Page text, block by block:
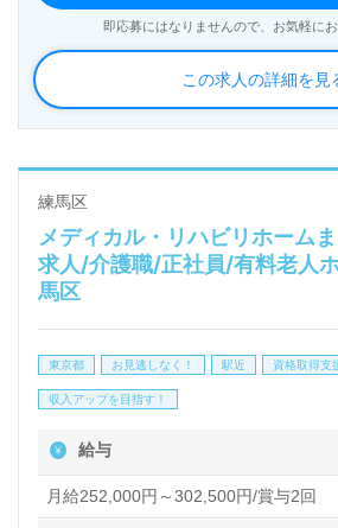
都、神奈川県を中心に有料老人ホ
ています。
◎『私達にできること』に挑む！
行、認知症ケア』３つのプロジェ
ュースされる事業所様！◎
看護助手や介護職経験のある方を
たりと寄り添える1.5:1の手厚い人
目指す事業所様です。職員様同士
援/メンター/永年勤続表彰制度、充
ト！『ご利用者様やご家族様の想
この求人の詳細を見
即応募にはなりませんので、お気軽に
練馬区
メディカル・リハビリホーム
求人/介護職/正社員/有料老人
馬区
東京都 お見逃しなく！ 駅近 資格取得支
収入アップを目指す！
給与
月給252,000円～302,500円/賞与2回